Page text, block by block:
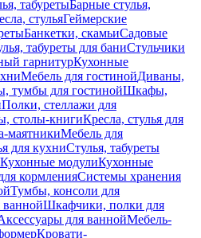
табуретыБарные стулья,
стульяГеймерские
Банкетки, скамьиСадовые
табуреты для баниСтульчики
гарнитурКухонные
Мебель для гостинойДиваны,
тумбы для гостинойШкафы,
Полки, стеллажи для
столы-книгиКресла, стулья для
маятникиМебель для
для кухниСтулья, табуреты
Кухонные модулиКухонные
кормленияСистемы хранения
Тумбы, консоли для
Шкафчики, полки для
для ваннойМебель-
Кровати-